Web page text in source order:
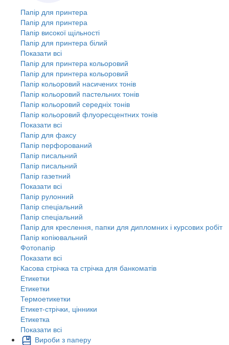
Папір для принтера
Папір для принтера
Папір високої щільності
Папір для принтера білий
Показати всі
Папір для принтера кольоровий
Папір для принтера кольоровий
Папір кольоровий насичених тонів
Папір кольоровий пастельних тонів
Папір кольоровий середніх тонів
Папір кольоровий флуоресцентних тонів
Показати всі
Папір для факсу
Папір перфорований
Папір писальний
Папір писальний
Папір газетний
Показати всі
Папір рулонний
Папір спеціальний
Папір спеціальний
Папір для креслення, папки для дипломних і курсових робіт
Папір копіювальний
Фотопапір
Показати всі
Касова стрічка та стрічка для банкоматів
Етикетки
Етикетки
Термоетикетки
Етикет-стрічки, цінники
Етикетка
Показати всі
Вироби з паперу